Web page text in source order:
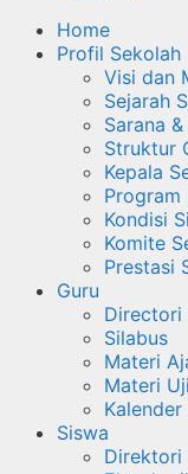
Home
Profil Sekolah
Visi dan
Sejarah
Sarana
Struktur
Kepala
Program
Kondisi
Komite
Prestasi
Guru
Directori
Silabus
Materi
Materi Uji
Siswa
Direktori